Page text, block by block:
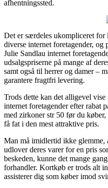
afhentningssted.
Det er særdeles ukompliceret for
diverse internet foretagender, og
Julie Sandlau internet
udsalgspriserne på mange af
samt også til herrer og damer –
garantere fragtfri levering.
Trods dette kan det alligevel
internet foretagender efter rabat
med zirkoner str 50 før du køber,
få fat i den mest attraktive pris.
Man må imidlertid ikke
udlover deres varer for en pris
beskeden, kunne det mange
forhandler. Kortkøb er trods alt
assisterer dig som køber imod